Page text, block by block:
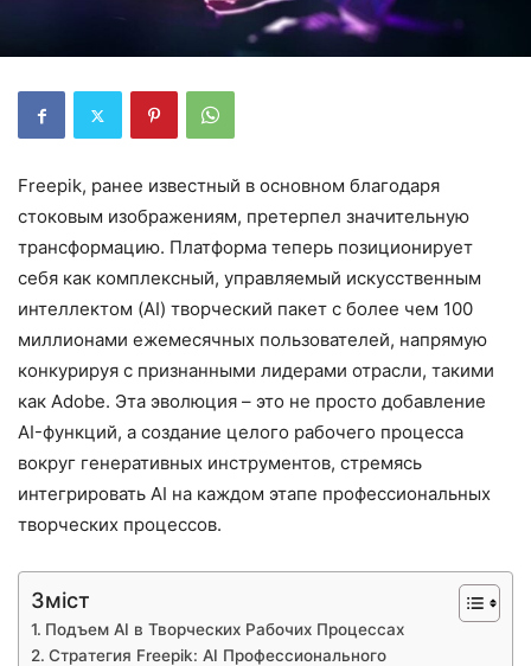
Freepik, ранее известный в основном благодаря
стоковым изображениям, претерпел значительную
трансформацию. Платформа теперь позиционирует
себя как комплексный, управляемый искусственным
интеллектом (AI) творческий пакет с более чем 100
миллионами ежемесячных пользователей, напрямую
конкурируя с признанными лидерами отрасли, такими
как Adobe. Эта эволюция – это не просто добавление
AI-функций, а создание целого рабочего процесса
вокруг генеративных инструментов, стремясь
интегрировать AI на каждом этапе профессиональных
творческих процессов.
Зміст
Подъем AI в Творческих Рабочих Процессах
Стратегия Freepik: AI Профессионального